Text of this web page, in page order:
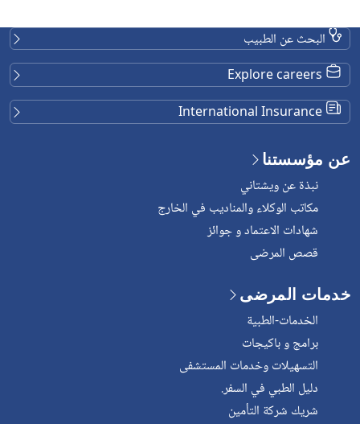
البحث عن الطبيب
عن مؤسستنا
نبذة عن ويشتاني
مكاتب الوكلاء والمناديب في الخارج
شهادات الاعتماد و جوائز
قصص المرضى
خدمات المرضى
الخدمات-الطبية
برامج و باكيجات
التسهيلات وخدمات المستشفى
دليل الطبي في السفر.
شريك شركة التأمين